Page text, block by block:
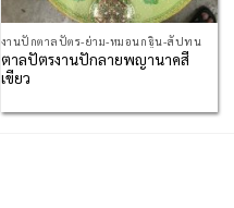
งานปักตาลปัตร-ย่าม-หมอนกฐิน-สัปทน
ตาลปัตรงานปักลายพญานาคสี
เขียว